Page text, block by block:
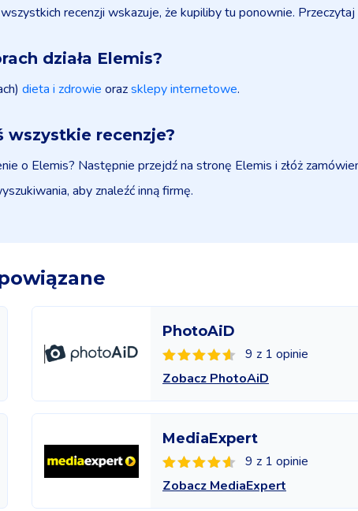
recenzji wskazuje, że kupiliby tu ponownie.
działa Elemis?
dieta i zdrowie orazsklepy internetowe.
wszystkie recenzje?
o Elemis? Następnie przejdź na stronę Elemis i złóż
aby znaleźć inną firmę.
PhotoAiD
9 z 1 opinie
Zobacz PhotoAiD
MediaExpert
9 z 1 opinie
Zobacz MediaExpert